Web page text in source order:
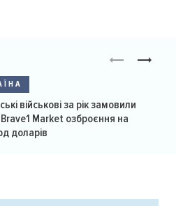
військові за рік замовили
Market озброєння на
доларів